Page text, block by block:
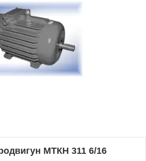
МТКН 311 6/16